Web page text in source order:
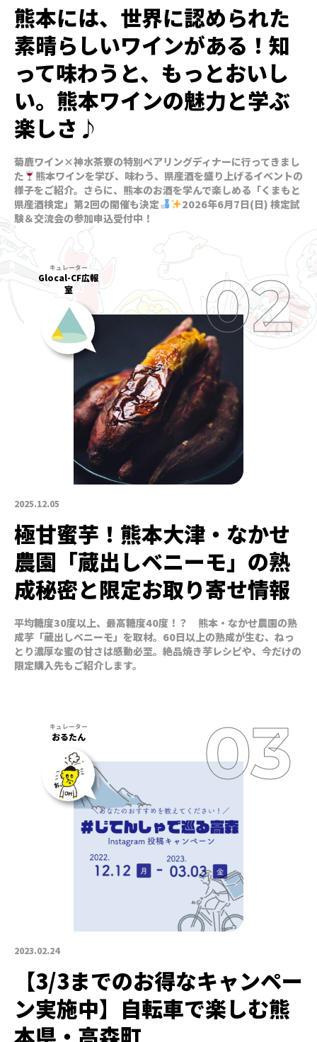
熊本には、世界に認められた
素晴らしいワインがある！知
って味わうと、もっとおいし
い。熊本ワインの魅力と学ぶ
楽しさ♪
菊鹿ワイン×神水茶寮の特別ペアリングディナーに行ってきまし
た
熊本ワインを学び、味わう、県産酒を盛り上げるイベントの
様子をご紹介。さらに、熊本のお酒を学んで楽しめる「くまもと
県産酒検定」第2回の開催も決定
2026年6月7日(日) 検定試
験＆交流会の参加申込受付中！
2025.12.05
Glocal-CF広報
室
極甘蜜芋！熊本大津・なかせ
農園「蔵出しベニーモ」の熟
成秘密と限定お取り寄せ情報
平均糖度30度以上、最高糖度40度！？ 熊本・なかせ農園の熟
成芋「蔵出しベニーモ」を取材。60日以上の熟成が生む、ねっ
とり濃厚な蜜の甘さは感動必至。絶品焼き芋レシピや、今だけの
限定購入先もご紹介します。
2023.02.24
おるたん
【3/3までのお得なキャンペー
ン実施中】自転車で楽しむ熊
本県・高森町